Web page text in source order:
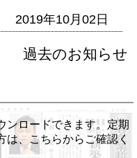
2019年10月02日
過去のお知らせ
ンロードできます。定期
は、こちらからご確認く